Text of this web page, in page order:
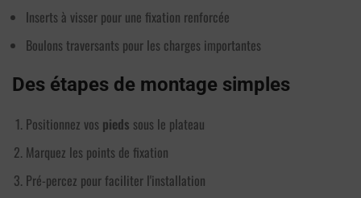
Inserts à visser pour une fixation renforcée
Boulons traversants pour les charges importantes
Des étapes de montage simples
Positionnez vos pieds sous le plateau
Marquez les points de fixation
Pré-percez pour faciliter l'installation